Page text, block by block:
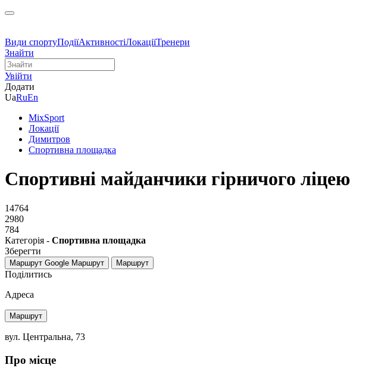
Види спортуПодіїАктивностіЛокаціїТренери
Знайти
Увійти
Додати
UaRuEn
MixSport
Локації
Димитров
Спортивна площадка
Спортивні майданчики гірничого ліцею
14764
2980
784
Категорія - Спортивна площадка
Зберегти
Маршрут Google Маршрут Маршрут
Поділитись
Адреса
Маршрут
вул. Центральна, 73
Про місце